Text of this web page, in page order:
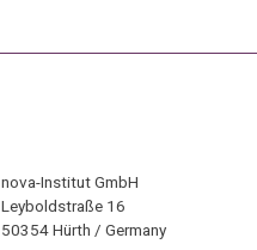
nova-Institut GmbH
Leyboldstraße 16
50354 Hürth / Germany